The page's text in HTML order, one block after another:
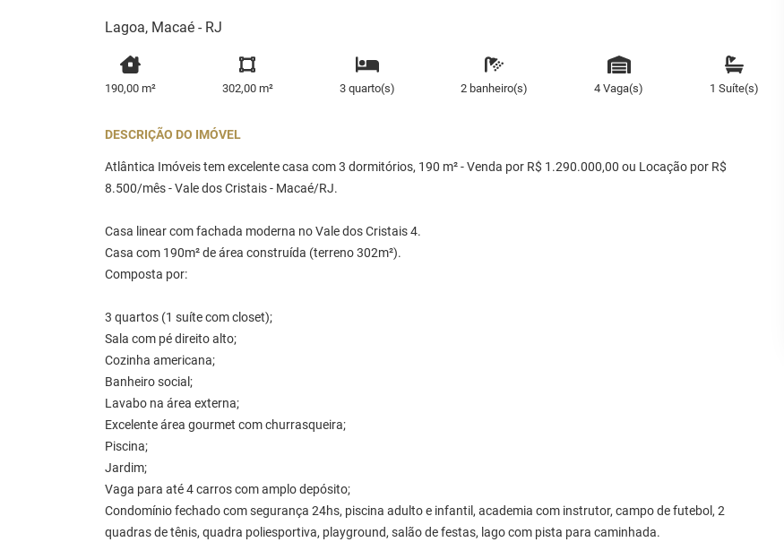
Lagoa, Macaé - RJ
190,00 m² 302,00 m² 3 quarto(s) 2 banheiro(s) 4 Vaga(s) 1 Suíte(s)
DESCRIÇÃO DO IMÓVEL
Atlântica Imóveis tem excelente casa com 3 dormitórios, 190 m² - Venda por R$ 1.290.000,00 ou Locação por R$
8.500/mês - Vale dos Cristais - Macaé/RJ.
Casa linear com fachada moderna no Vale dos Cristais 4.
Casa com 190m² de área construída (terreno 302m²).
Composta por:
3 quartos (1 suíte com closet);
Sala com pé direito alto;
Cozinha americana;
Banheiro social;
Lavabo na área externa;
Excelente área gourmet com churrasqueira;
Piscina;
Jardim;
Vaga para até 4 carros com amplo depósito;
Condomínio fechado com segurança 24hs, piscina adulto e infantil, academia com instrutor, campo de futebol, 2
quadras de tênis, quadra poliesportiva, playground, salão de festas, lago com pista para caminhada.